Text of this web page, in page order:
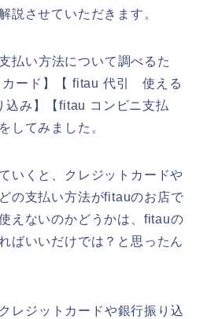
説させていただきます。
払い方法について調べるた
カード】【 fitau 代引 使える
込み】【fitau コンビニ支払
してみました。
いくと、クレジットカードや
の支払い方法がfitauのお店で
えないのかどうかは、fitauの
ばいいだけでは？と思ったん
レジットカードや銀行振り込